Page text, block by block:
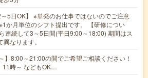
5日OK】 ※単発のお仕事ではないのでご注意
か月単位のシフト提出です。 【研修につい
連続して3～5日間(平日9:00～18:00) 期間はス
なります。
】8:00～21:00の間でご希望ご相談ください！
11時～ などもOK…